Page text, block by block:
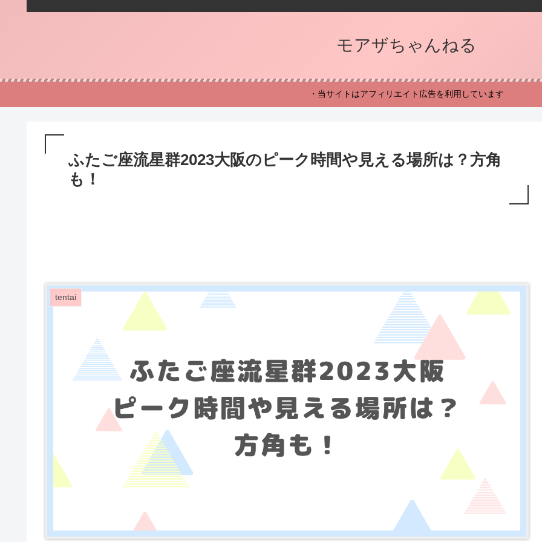
モアザちゃんねる
・当サイトはアフィリエイト広告を利用しています
ふたご座流星群2023大阪のピーク時間や見える場所は？方角
も！
tentai